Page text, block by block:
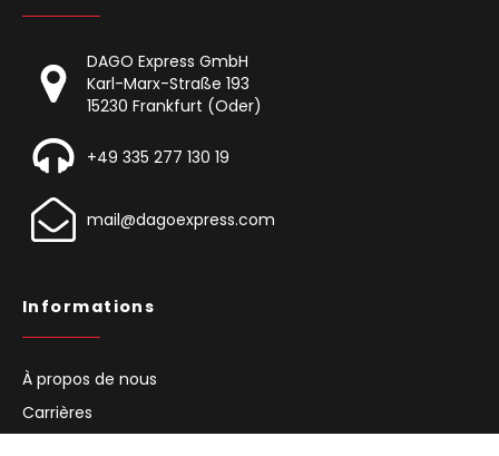
DAGO Express GmbH
Karl-Marx-Straße 193
15230 Frankfurt (Oder)
+49 335 277 130 19
mail@dagoexpress.com
Informations
À propos de nous
Carrières